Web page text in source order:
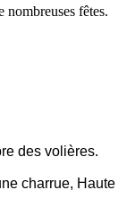
nombreuses fêtes.
des volières.
charrue, Haute